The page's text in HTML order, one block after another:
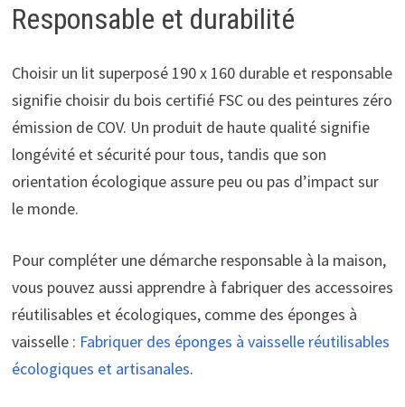
Responsable et durabilité
Choisir un lit superposé 190 x 160 durable et responsable
signifie choisir du bois certifié FSC ou des peintures zéro
émission de COV. Un produit de haute qualité signifie
longévité et sécurité pour tous, tandis que son
orientation écologique assure peu ou pas d’impact sur
le monde.
Pour compléter une démarche responsable à la maison,
vous pouvez aussi apprendre à fabriquer des accessoires
réutilisables et écologiques, comme des éponges à
vaisselle : Fabriquer des éponges à vaisselle réutilisables
écologiques et artisanales.